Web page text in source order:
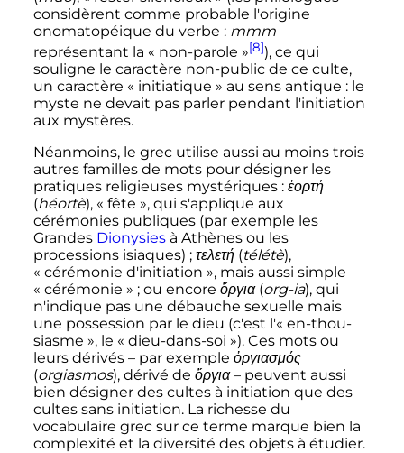
considèrent comme probable l'origine
onomatopéique du verbe : mmm
représentant la « non-parole »[8]), ce qui
souligne le caractère non-public de ce culte,
un caractère « initiatique » au sens antique : le
myste ne devait pas parler pendant l'initiation
aux mystères.
Néanmoins, le grec utilise aussi au moins trois
autres familles de mots pour désigner les
pratiques religieuses mystériques : ἑορτή
(héortè), « fête », qui s'applique aux
cérémonies publiques (par exemple les
Grandes Dionysiesà Athènes ou les
processions isiaques) ; τελετή(télétè),
« cérémonie d'initiation », mais aussi simple
« cérémonie » ; ou encore ὄργια(org-ia), qui
n'indique pas une débauche sexuelle mais
une possession par le dieu (c'est l'« en-thou-
siasme », le « dieu-dans-soi »). Ces mots ou
leurs dérivés – par exemple ὀργιασμός
(orgiasmos), dérivé de ὄργια– peuvent aussi
bien désigner des cultes à initiation que des
cultes sans initiation. La richesse du
vocabulaire grec sur ce terme marque bien la
complexité et la diversité des objets à étudier.